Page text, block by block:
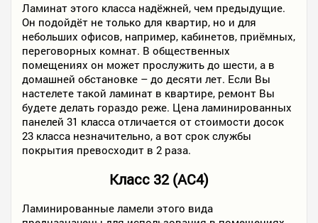
Ламинат этого класса надёжней, чем предыдущие.
Он подойдёт не только для квартир, но и для
небольших офисов, например, кабинетов, приёмных,
переговорных комнат. В общественных
помещениях он может прослужить до шести, а в
домашней обстановке – до десяти лет. Если Вы
настелете такой ламинат в квартире, ремонт Вы
будете делать гораздо реже. Цена ламинированных
панелей 31 класса отличается от стоимости досок
23 класса незначительно, а вот срок службы
покрытия превосходит в 2 раза.
Класс 32 (AC4)
Ламинированные ламели этого вида